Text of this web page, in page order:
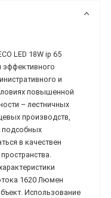
LED 18W ip 65
эффективного
и
повышенной
– лестничных
производств,
подсобных
в качествен
1620 Люмен
Использование